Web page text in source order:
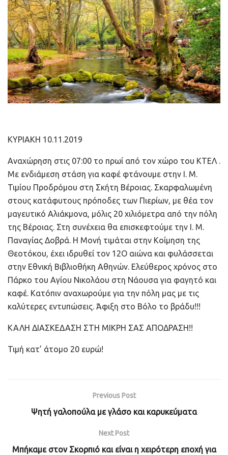
ΚΥΡΙΑΚΗ 10.11.2019
Αναχώρηση στις 07:00 το πρωί από τον χώρο του ΚΤΕΛ .
Με ενδιάμεση στάση για καφέ φτάνουμε στην Ι. Μ.
Τιμίου Προδρόμου στη Σκήτη Βέροιας. Σκαρφαλωμένη
στους κατάφυτους πρόποδες των Πιερίων, με θέα τον
μαγευτικό Αλιάκμονα, μόλις 20 χιλιόμετρα από την πόλη
της Βέροιας. Στη συνέχεια θα επισκεφτούμε την Ι. Μ.
Παναγίας Δοβρά. Η Μονή τιμάται στην Κοίμηση της
Θεοτόκου, έχει ιδρυθεί τον 12Ο αιώνα και φυλάσσεται
στην Εθνική Βιβλιοθήκη Αθηνών. Ελεύθερος χρόνος στο
Πάρκο του Αγίου Νικολάου στη Νάουσα για φαγητό και
καφέ. Κατόπιν αναχωρούμε για την πόλη μας με τις
καλύτερες εντυπώσεις. Άφιξη στο Βόλο το βράδυ!!!
ΚΑΛΗ ΔΙΑΣΚΕΔΑΣΗ ΣΤΗ ΜΙΚΡΗ ΣΑΣ ΑΠΟΔΡΑΣΗ!!
Τιμή κατ’ άτομο 20 ευρώ!
Previous Post
Ψητή γαλοπούλα με γλάσο και καρυκεύματα
Next Post
Μπήκαμε στον Σκορπιό και είναι η χειρότερη εποχή για